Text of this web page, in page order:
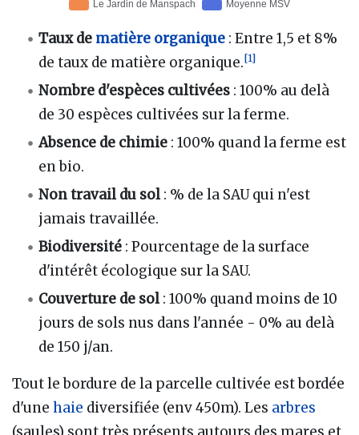
Taux de matière organique : Entre 1,5 et 8%
de taux de matière organique.[1]
Nombre d'espèces cultivées : 100% au delà
de 30 espèces cultivées sur la ferme.
Absence de chimie : 100% quand la ferme est
en bio.
Non travail du sol: % de la SAU qui n'est
jamais travaillée.
Biodiversité : Pourcentage de la surface
d'intérêt écologique sur la SAU.
Couverture de sol: 100% quand moins de 10
jours de sols nus dans l'année - 0% au delà
de 150 j/an.
Tout le bordure de la parcelle cultivée est bordée
d'une haie diversifiée (env 450m). Les arbres